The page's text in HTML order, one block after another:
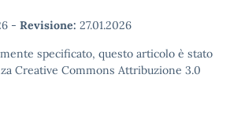
- Revisione: 27.01.2026
specificato, questo articolo è stato
Creative Commons Attribuzione 3.0